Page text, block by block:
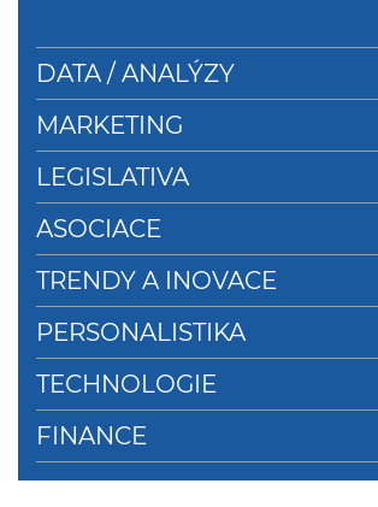
DATA / ANALÝZY
MARKETING
LEGISLATIVA
ASOCIACE
TRENDY A INOVACE
PERSONALISTIKA
TECHNOLOGIE
FINANCE